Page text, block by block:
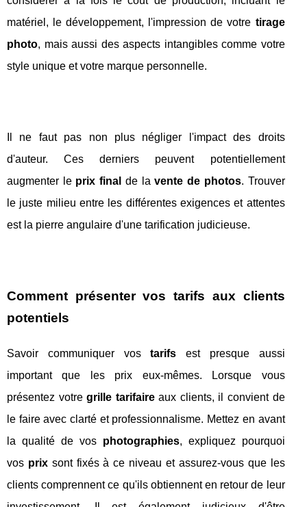
matériel, le développement, l'impression de votre tirage
photo, mais aussi des aspects intangibles comme votre
style unique et votre marque personnelle.
Il ne faut pas non plus négliger l'impact des droits
d'auteur. Ces derniers peuvent potentiellement
augmenter le prix final de lavente de photos. Trouver
le juste milieu entre les différentes exigences et attentes
est la pierre angulaire d'une tarification judicieuse.
Comment présenter vos tarifs aux clients
potentiels
Savoir communiquer vostarifs est presque aussi
important que les prix eux-mêmes. Lorsque vous
présentez votregrille tarifaireaux clients, il convient de
le faire avec clarté et professionnalisme. Mettez en avant
la qualité de vos photographies, expliquez pourquoi
vos prixsont fixés à ce niveau et assurez-vous que les
clients comprennent ce qu'ils obtiennent en retour de leur